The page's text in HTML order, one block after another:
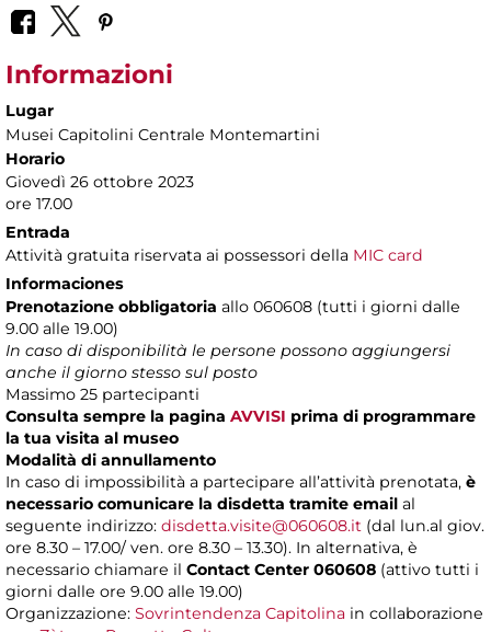
Informazioni
Lugar
Musei Capitolini Centrale Montemartini
Horario
Giovedì 26 ottobre 2023
ore 17.00
Entrada
Attività gratuita riservata ai possessori della MIC card
Informaciones
Prenotazione obbligatoria allo 060608 (tutti i giorni dalle
9.00 alle 19.00)
In caso di disponibilità le persone possono aggiungersi
anche il giorno stesso sul posto
Massimo 25 partecipanti
Consulta sempre la pagina AVVISI prima di programmare
la tua visita al museo
Modalità di annullamento
In caso di impossibilità a partecipare all’attività prenotata, è
necessario comunicare la disdetta tramite email al
seguente indirizzo: disdetta.visite@060608.it (dal lun.al giov.
ore 8.30 – 17.00/ ven. ore 8.30 – 13.30). In alternativa, è
necessario chiamare il Contact Center 060608 (attivo tutti i
giorni dalle ore 9.00 alle 19.00)
Organizzazione: Sovrintendenza Capitolina in collaborazione